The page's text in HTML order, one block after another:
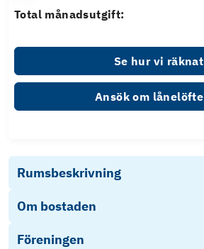
Total månadsutgift:
Se hur vi räknat
Ansök om lånelöfte
Rumsbeskrivning
Om bostaden
Föreningen